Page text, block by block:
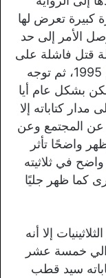
كبيرة تعرض لها
الأمر إلى حد
قتل فاشلة على
يد شابين قاما بطعنه في رقبته في عام 1995، ثم توجه
بشكل عام أيا
كتاباته إلا
عن المجتمع وعن
واضحًا تأثر
بشكل واضح في ثلاثيته
كما ظهر جليًا
إلا أنه
خمسة عشر
سيد قطب